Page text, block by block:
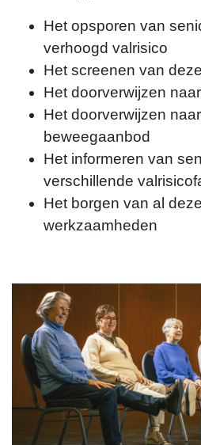
Britt Beckers
Het opsporen van
verhoogd valrisico
Het screenen van
Het doorverwijzen
Het doorverwijzen
beweegaanbod
Het informeren van
verschillende
Het borgen van al
werkzaamheden